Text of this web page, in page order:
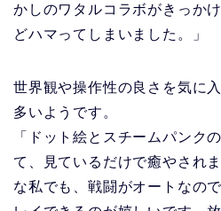
かしのワタルコラボがきっか
どハマってしまいました。」
世界観や操作性の良さを気に
多いようです。
「ドット絵とスチームパンク
て、見ているだけで癒やされ
な私でも、戦闘がオートなの